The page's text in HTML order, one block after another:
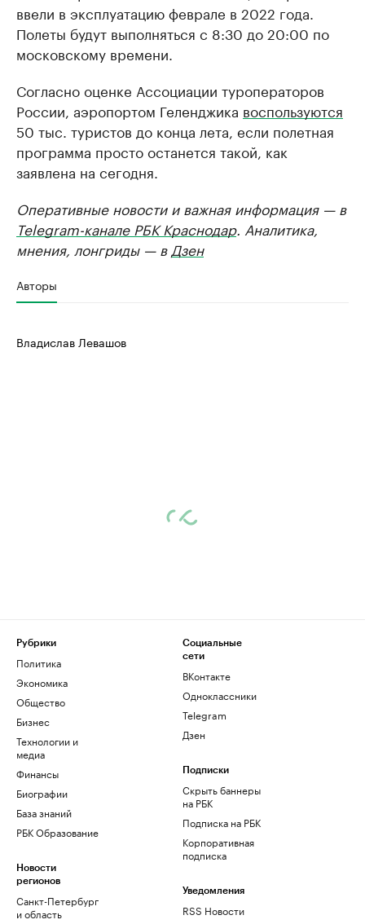
ввели в эксплуатацию феврале в 2022 года.
Полеты будут выполняться с 8:30 до 20:00 по
московскому времени.
Согласно оценке Ассоциации туроператоров
России, аэропортом Геленджика воспользуются
50 тыс. туристов до конца лета, если полетная
программа просто останется такой, как
заявлена на сегодня.
Оперативные новости и важная информация — в
Telegram-канале РБК Краснодар. Аналитика,
мнения, лонгриды — в Дзен
Авторы
Владислав Левашов
Рубрики
Политика
Экономика
Общество
Бизнес
Технологии и
медиа
Финансы
Биографии
База знаний
РБК Образование
Новости
регионов
Санкт-Петербург
и область
Социальные
сети
ВКонтакте
Одноклассники
Telegram
Дзен
Подписки
Скрыть баннеры
на РБК
Подписка на РБК
Корпоративная
подписка
Уведомления
RSS Новости